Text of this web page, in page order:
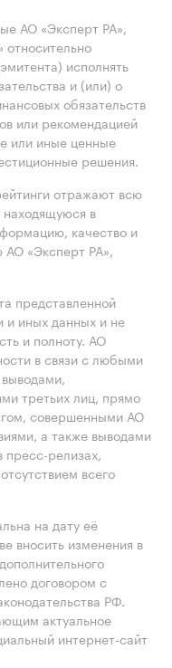
АО «Эксперт РА»,
исполнять
и (или) о
обязательств
или рекомендацией
или иные ценные
решения.
отражают всю
находящуюся в
качество и
АО «Эксперт РА»,
представленной
и иных данных и не
и полноту. АО
в связи с любыми
третьих лиц, прямо
совершенными АО
а также выводами
релизах,
всего
на дату её
вносить изменения в
договором с
РФ.
актуальное
интернет-сайт